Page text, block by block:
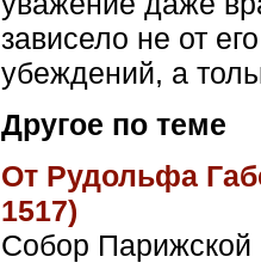
зависело не от
убеждений, а
Другое по теме
От Рудольфа
1517)
Собор Парижской